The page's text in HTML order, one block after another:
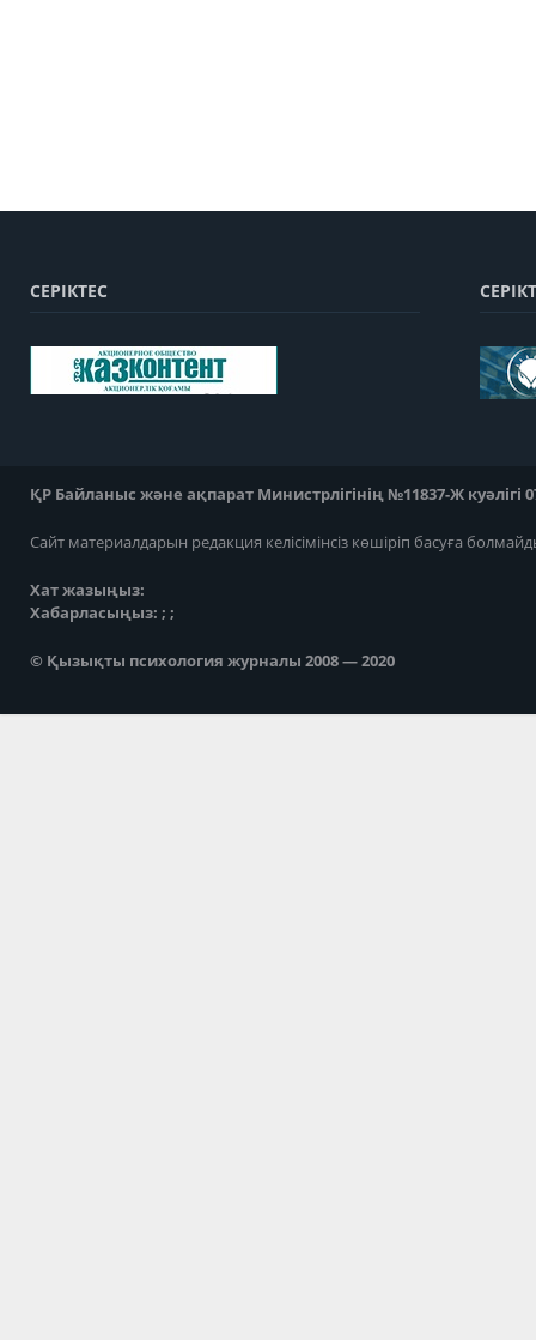
СЕРІКТЕС
ҚР Байланыс және ақпарат Министрлігінің №11837-Ж куәлігі
Сайт материалдарын редакция келісімінсіз көшіріп басуға
Хат жазыңыз:
Хабарласыңыз: ; ;
© Қызықты психология журналы 2008 — 2020